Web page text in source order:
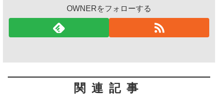
OWNERをフォローする
関連記事